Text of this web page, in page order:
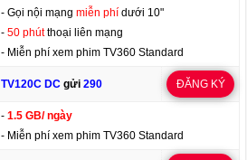
- Gọi nội mạngmiễn phídưới 10"
-50 phútthoại liên mạng
- Miễn phí xem phim TV360 Standard
TV120C DCgửi 290 ĐĂNG KÝ
-1.5 GB/ ngày
- Miễn phí xem phim TV360 Standard